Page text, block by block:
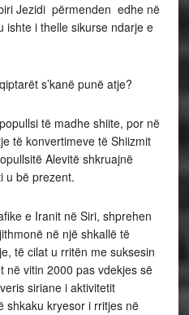
Jezidi përmenden edhe në
ishte i thelle sikurse ndarje e
s’kanë punë atje?
të madhe shiite, por në
të konvertimeve të Shiizmit
Alevitë shkruajnë
u bë prezent.
e Iranit në Siri, shprehen
në një shkallë të
të cilat u rritën me suksesin
vitin 2000 pas vdekjes së
siriane i aktivitetit
shkaku kryesor i rritjes në